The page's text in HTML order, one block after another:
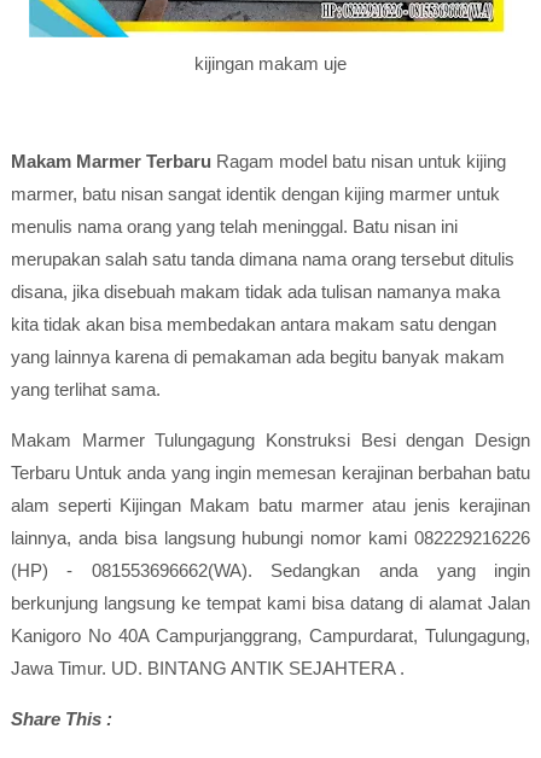
kijingan makam uje
Makam Marmer Terbaru Ragam model batu nisan untuk kijing
marmer, batu nisan sangat identik dengan kijing marmer untuk
menulis nama orang yang telah meninggal. Batu nisan ini
merupakan salah satu tanda dimana nama orang tersebut ditulis
disana, jika disebuah makam tidak ada tulisan namanya maka
kita tidak akan bisa membedakan antara makam satu dengan
yang lainnya karena di pemakaman ada begitu banyak makam
yang terlihat sama.
Makam Marmer Tulungagung Konstruksi Besi dengan Design
Terbaru Untuk anda yang ingin memesan kerajinan berbahan batu
alam seperti Kijingan Makam batu marmer atau jenis kerajinan
lainnya, anda bisa langsung hubungi nomor kami 082229216226
(HP) - 081553696662(WA). Sedangkan anda yang ingin
berkunjung langsung ke tempat kami bisa datang di alamat Jalan
Kanigoro No 40A Campurjanggrang, Campurdarat, Tulungagung,
Jawa Timur. UD. BINTANG ANTIK SEJAHTERA .
Share This :